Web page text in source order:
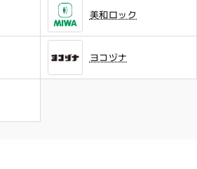
美和ロック
ヨコヅナ